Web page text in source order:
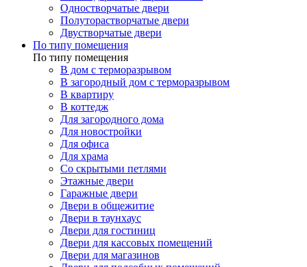
Одностворчатые двери
Полуторастворчатые двери
Двустворчатые двери
По типу помещения
По типу помещения
В дом с терморазрывом
В загородный дом с терморазрывом
В квартиру
В коттедж
Для загородного дома
Для новостройки
Для офиса
Для храма
Со скрытыми петлями
Этажные двери
Гаражные двери
Двери в общежитие
Двери в таунхаус
Двери для гостиниц
Двери для кассовых помещений
Двери для магазинов